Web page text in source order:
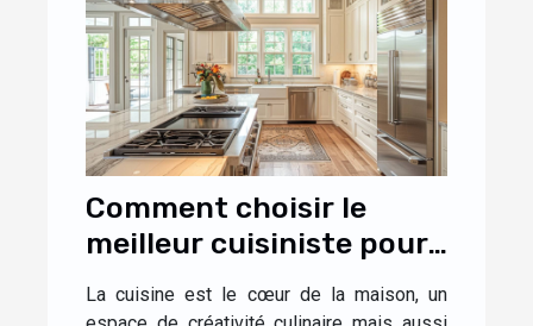
Comment choisir le
meilleur cuisiniste pour
votre maison
La cuisine est le cœur de la maison, un